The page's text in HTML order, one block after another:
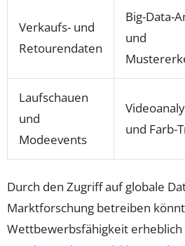
Verkaufs- und
Retourendaten
Big-Data-
und
Laufschauen
und
Modeevents
und Farb-
Durch den Zugriff auf globale
Marktforschung betreiben
Wettbewerbsfähigkeit